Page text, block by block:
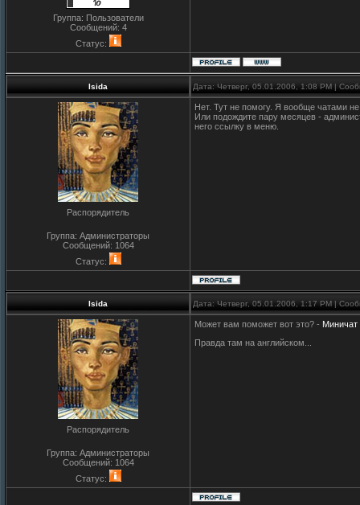
Группа: Пользователи
Сообщений: 4
Статус:
Isida Дата: Четверг, 05.01.2006, 1:08 PM |
Распорядитель
Группа: Администраторы
Сообщений: 1064
Статус:
Нет. Тут не помогу. Я вообще чатами
Или подождите пару месяцев -
него ссылку в меню.
Isida Дата: Четверг, 05.01.2006, 1:17 PM |
Распорядитель
Группа: Администраторы
Сообщений: 1064
Статус:
Может вам поможет вот это? - Миничат
Правда там на английском...